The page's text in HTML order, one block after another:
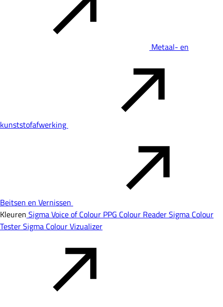
Metaal- en
kunststofafwerking
Beitsen en Vernissen
Kleuren Sigma Voice of Colour PPG Colour ReaderSigma Colour
TesterSigma Colour Vizualizer